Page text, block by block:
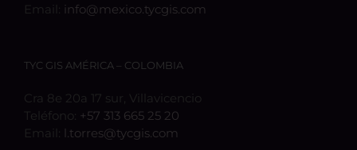
Email: info@mexico.tycgis.com
TYC GIS AMÉRICA – COLOMBIA
Cra 8e 20a 17 sur, Villavicencio
Teléfono: +57 313 665 25 20
Email:
l.torres@tycgis.com